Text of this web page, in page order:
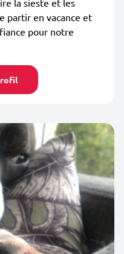
la sieste et les
partir en vacance et
pour notre